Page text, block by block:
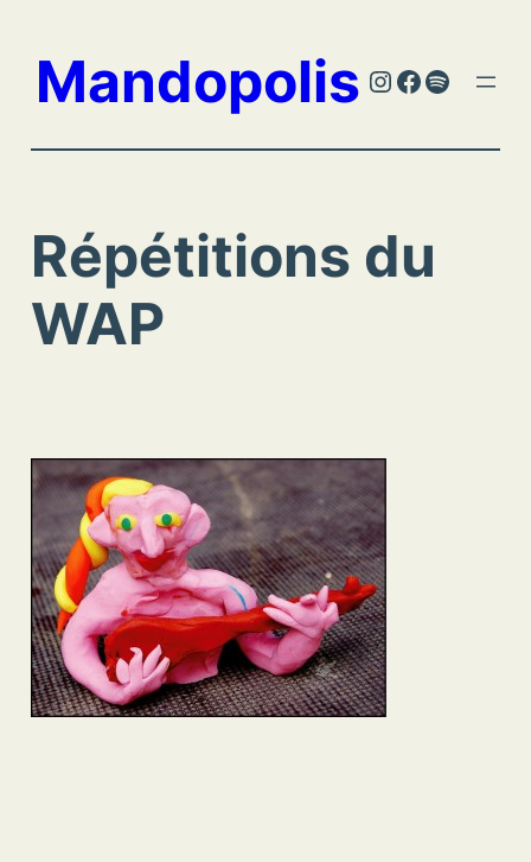
contenu
Mandopolis Instagram
Facebook
Spotify
Répétitions du
WAP